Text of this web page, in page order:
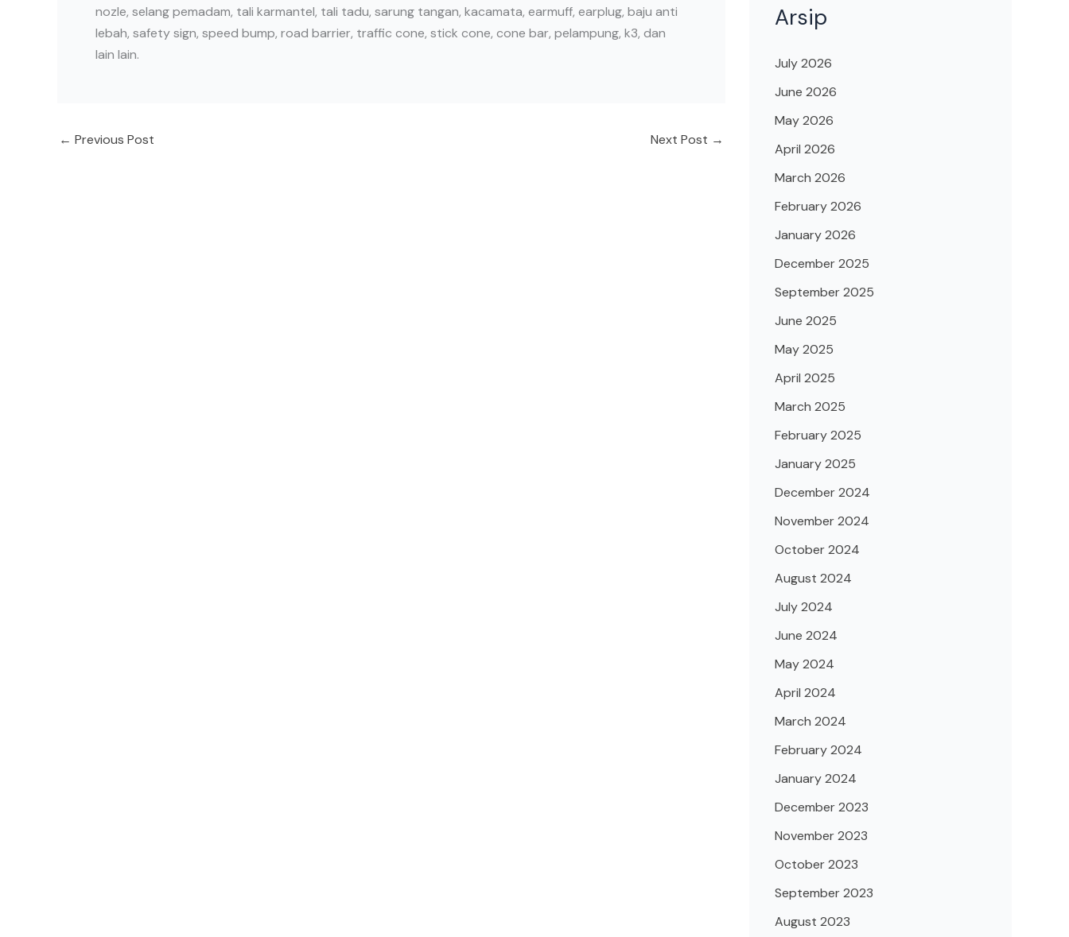
nozle, selang pemadam, tali karmantel, tali tadu, sarung tangan, kacamata, earmuff, earplug, baju anti
lebah, safety sign, speed bump, road barrier, traffic cone, stick cone, cone bar, pelampung, k3, dan
lain lain.
← Previous Post Next Post →
Arsip
July 2026
June 2026
May 2026
April 2026
March 2026
February 2026
January 2026
December 2025
September 2025
June 2025
May 2025
April 2025
March 2025
February 2025
January 2025
December 2024
November 2024
October 2024
August 2024
July 2024
June 2024
May 2024
April 2024
March 2024
February 2024
January 2024
December 2023
November 2023
October 2023
September 2023
August 2023